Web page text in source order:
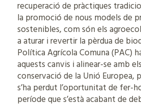
recuperació de pràctiques
la promoció de nous models de
sostenibles, com són els
a aturar i revertir la pèrdua de
Política Agrícola Comuna (PAC)
aquests canvis i alinear-se amb
conservació de la Unió Europea,
s’ha perdut l’oportunitat de fer-
període que s’està acabant de